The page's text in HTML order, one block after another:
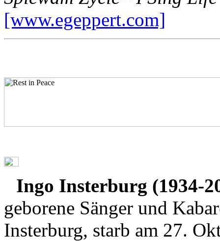
[www.egeppert.com]
Ingo Insterburg (1934-
geborene Sänger und
Insterburg, starb am 27.